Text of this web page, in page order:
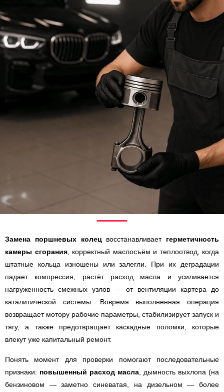
Замена поршневых колецвосстанавливает герметичность
камеры сгорания, корректный маслосъём и теплоотвод, когда
штатные кольца изношены или залегли. При их деградации
падает компрессия, растёт расход масла и усиливается
нагруженность смежных узлов — от вентиляции картера до
каталитической системы. Вовремя выполненная операция
возвращает мотору рабочие параметры, стабилизирует запуск и
тягу, а также предотвращает каскадные поломки, которые
влекут уже капитальный ремонт.
Понять момент для проверки помогают последовательные
признаки: повышенный расход масла , дымность выхлопа (на
бензиновом — заметно синеватая, на дизельном — более